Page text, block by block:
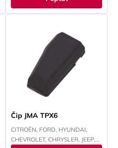
IVECO, JEEP, KAWASAKI, KIA,
LANCIA, LAND ROVER, LEXUS,
OPEL, PEUGEOT, RENAULT,
SMART, SUBARU, SUZUKI,
TOYOTA, VOKSWAGEN,
Čip JMA TPX6
CITROËN, FORD, HYUNDAI,
CHEVROLET, CHRYSLER, JEEP,